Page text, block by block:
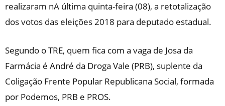
realizaram nA última quinta-feira (08), a retotalização
dos votos das eleições 2018 para deputado estadual.
Segundo o TRE, quem fica com a vaga de Josa da
Farmácia é André da Droga Vale (PRB), suplente da
Coligação Frente Popular Republicana Social, formada
por Podemos, PRB e PROS.